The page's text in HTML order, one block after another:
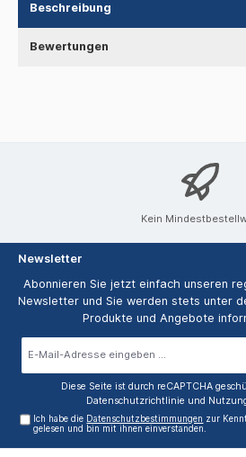
Beschreibung
Bewertungen
Kein
Newsletter
Abonnieren Sie jetzt einfach unseren
Newsletter und Sie werden stets unter
Produkte und Angebote
Diese Seite ist durch reCAPTCHA
Datenschutzrichtlinie und
Ich habe die Datenschutzbestimmungen zur
gelesen und bin mit ihnen einverstanden.